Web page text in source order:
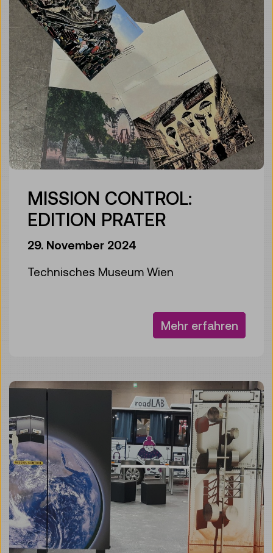
MISSION CONTROL:
EDITION PRATER
29. November 2024
Technisches Museum Wien
Mehr erfahren